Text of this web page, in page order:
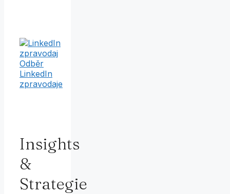
Odběr
LinkedIn
zpravodaje
Insights
&
Strategie